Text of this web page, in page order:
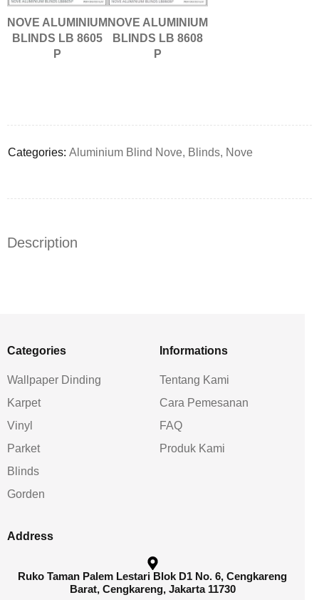
NOVE ALUMINIUM
BLINDS LB 8605
P
NOVE ALUMINIUM
BLINDS LB 8608
P
Categories: Aluminium Blind Nove, Blinds, Nove
Description
Categories
Wallpaper Dinding
Karpet
Vinyl
Parket
Blinds
Gorden
Informations
Tentang Kami
Cara Pemesanan
FAQ
Produk Kami
Address
Ruko Taman Palem Lestari Blok D1 No. 6, Cengkareng
Barat, Cengkareng, Jakarta 11730